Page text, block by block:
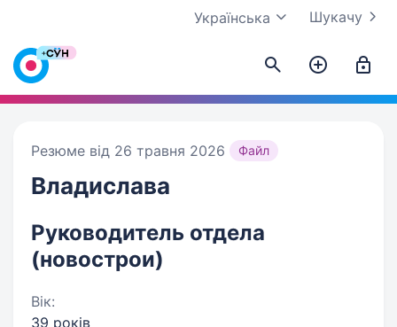
Шукачу
Українська
Резюме від 26 травня 2026 Файл
Владислава
Руководитель отдела
(новострои)
Вік:
39 років